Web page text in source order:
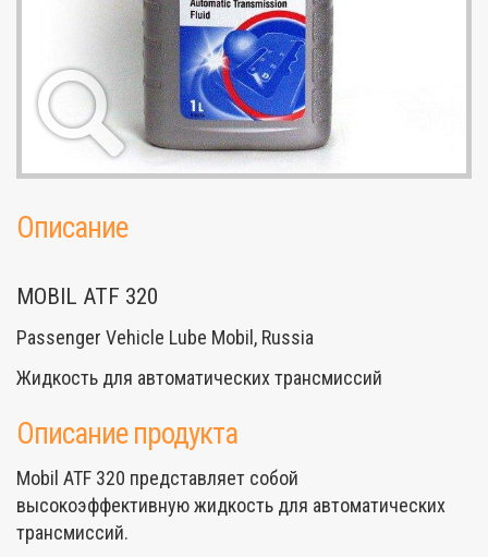
Описание
MOBIL ATF 320
Passenger Vehicle Lube Mobil, Russia
Жидкость для автоматических трансмиссий
Описание продукта
Mobil ATF 320 представляет собой
высокоэффективную жидкость для автоматических
трансмиссий.